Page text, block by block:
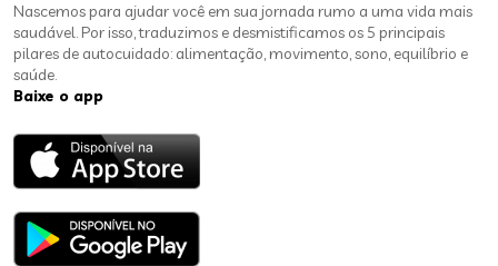
Nascemos para ajudar você em sua jornada rumo a uma vida mais
saudável. Por isso, traduzimos e desmistificamos os 5 principais
pilares de autocuidado: alimentação, movimento, sono, equilíbrio e
saúde.
Baixe o app